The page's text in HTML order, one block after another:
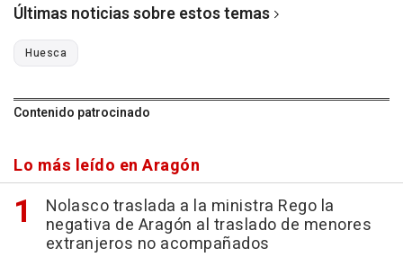
Últimas noticias sobre estos temas
Huesca
Contenido patrocinado
Lo más leído en Aragón
Nolasco traslada a la ministra Rego la
negativa de Aragón al traslado de menores
extranjeros no acompañados